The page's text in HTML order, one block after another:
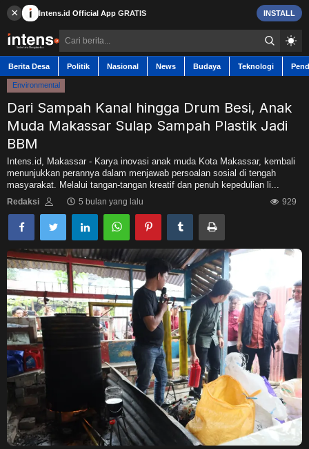
× Intens.id Official App GRATIS INSTALL
Berita Desa Politik Nasional News Budaya Teknologi
Berita Desa
Contact
Nasional
News
Budaya
Teknologi
Pendidikan
Bursa
Environmental
Dari Sampah Kanal hingga Drum Besi, Anak
Muda Makassar Sulap Sampah Plastik Jadi
BBM
Intens.id, Makassar - Karya inovasi anak muda Kota Makassar, kembali
menunjukkan perannya dalam menjawab persoalan sosial di tengah
masyarakat. Melalui tangan-tangan kreatif dan penuh kepedulian li...
Redaksi 5 bulan yang lalu 929